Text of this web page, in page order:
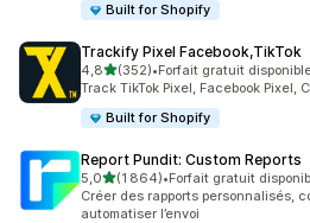
Built for Shopify
Trackify Pixel Facebook,TikTok
4,8étoile(s) sur 5
(352)
352 avis au total
•Forfait gratuit
Track TikTok Pixel, Facebook Pixel,
Built for Shopify
Report Pundit: Custom Reports
5,0étoile(s) sur 5
(1 864)
1864 avis au total
•Forfait gratuit
Créer des rapports personnalisés,
automatiser l’envoi